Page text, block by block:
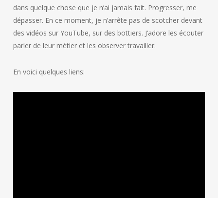
dans quelque chose que je n’ai jamais fait. Progresser, me
dépasser. En ce moment, je n’arrête pas de scotcher devant
des vidéos sur YouTube, sur des bottiers. J’adore les écouter
parler de leur métier et les observer travailler.
En voici quelques liens: